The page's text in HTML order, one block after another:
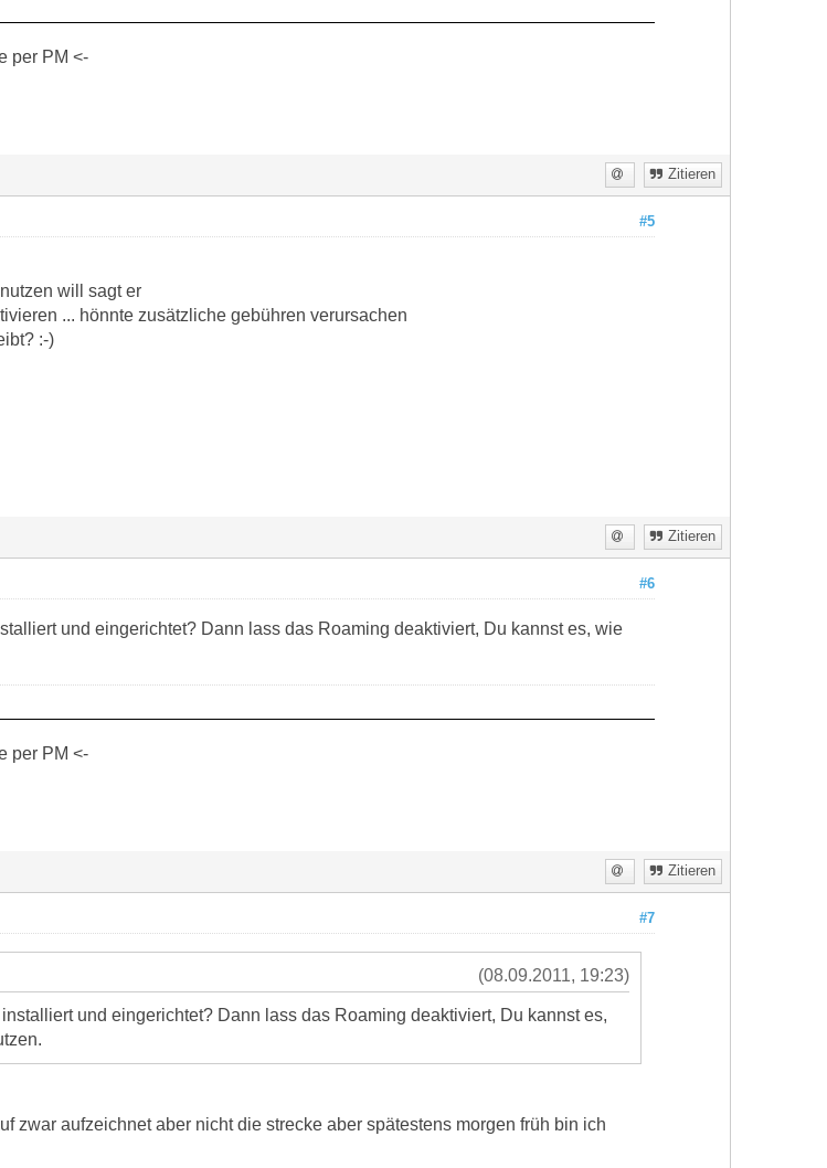
per PM <-
Zitieren
#5
will sagt er
... hönnte zusätzliche gebühren verursachen
:-)
Zitieren
#6
und eingerichtet? Dann lass das Roaming deaktiviert, Du kannst es, wie
per PM <-
Zitieren
#7
(08.09.2011, 19:23)
und eingerichtet? Dann lass das Roaming deaktiviert, Du kannst es,
zwar aufzeichnet aber nicht die strecke aber spätestens morgen früh bin ich